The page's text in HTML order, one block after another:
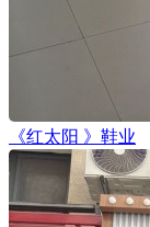
《红太阳 》鞋业